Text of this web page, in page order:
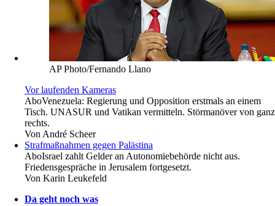
AP Photo/Fernando Llano
Vor laufenden Kameras
AboVenezuela: Regierung und Opposition erstmals an einem
Tisch. UNASUR und Vatikan vermitteln. Störmanöver von ganz
rechts.
VonAndré Scheer
Strafmaßnahmen gegen Palästina
AboIsrael zahlt Gelder an Autonomiebehörde nicht aus.
Friedensgespräche in Jerusalem fortgesetzt.
Von Karin Leukefeld
Da geht noch was